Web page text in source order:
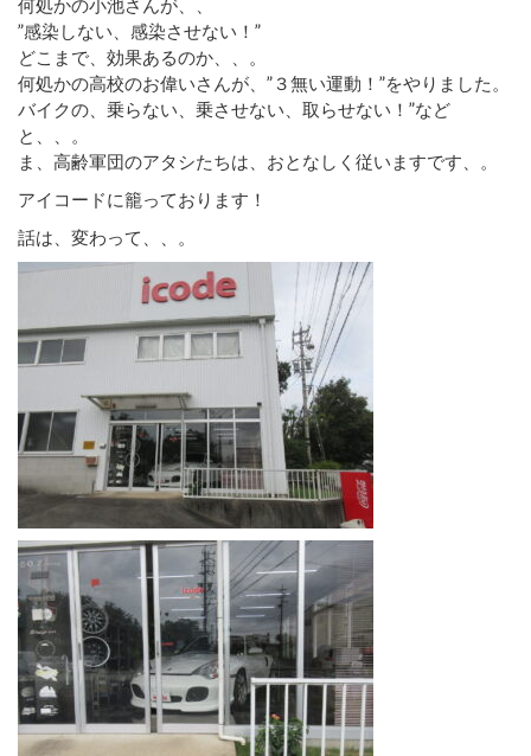
”感染しない、感染させない！”
どこまで、効果あるのか、、。
何処かの高校のお偉いさんが、”３無い運動！”をやりました。
バイクの、乗らない、乗させない、取らせない！”など
と、、。
ま、高齢軍団のアタシたちは、おとなしく従いますです、。
アイコードに籠っております！
話は、変わって、、。